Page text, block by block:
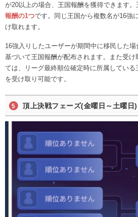
が20以上の場合、王国報酬を獲得できます。
報酬の1つです。同じ王国から複数名が16強
け取れます。
16強入りしたユーザーが期間中に移民した
基づいて王国報酬が配布されます。また受け
ては、リーグ最終順位確定時に所属してい
を受け取り可能です。
頂上決戦フェーズ(金曜日～土曜日)